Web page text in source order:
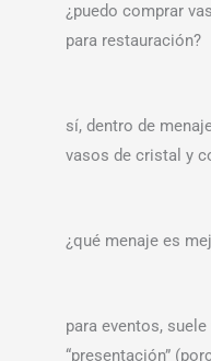
¿puedo comprar
para restauración?
sí, dentro de
vasos de cristal y
¿qué menaje es
para eventos,
“presentación”